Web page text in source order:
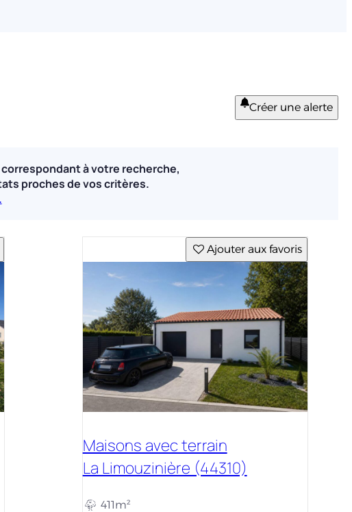
Créer une alerte
à votre recherche,
proches de vos critères.
Ajouter aux favoris
Maisons avec terrain
La Limouzinière (44310)
411m²